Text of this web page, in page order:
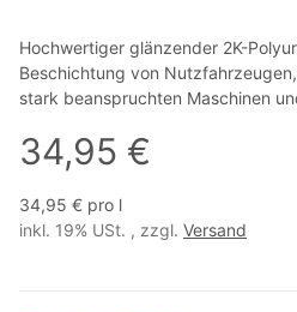
Hochwertiger glänzender 2K-
Beschichtung von
stark beanspruchten Maschinen
34,95 €
34,95 € pro l
inkl. 19% USt. , zzgl. Versand